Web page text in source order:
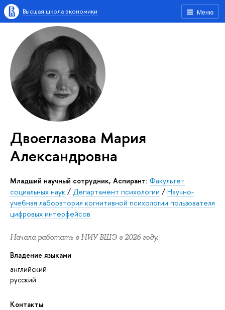
Меню
Высшая школа экономики
Двоеглазова Мария
Александровна
Младший научный сотрудник, Аспирант: Факультет
социальных наук / Департамент психологии / Научно-
учебная лаборатория когнитивной психологии пользователя
цифровых интерфейсов
Начала работать в НИУ ВШЭ в 2026 году.
Владение языками
английский
русский
Контакты